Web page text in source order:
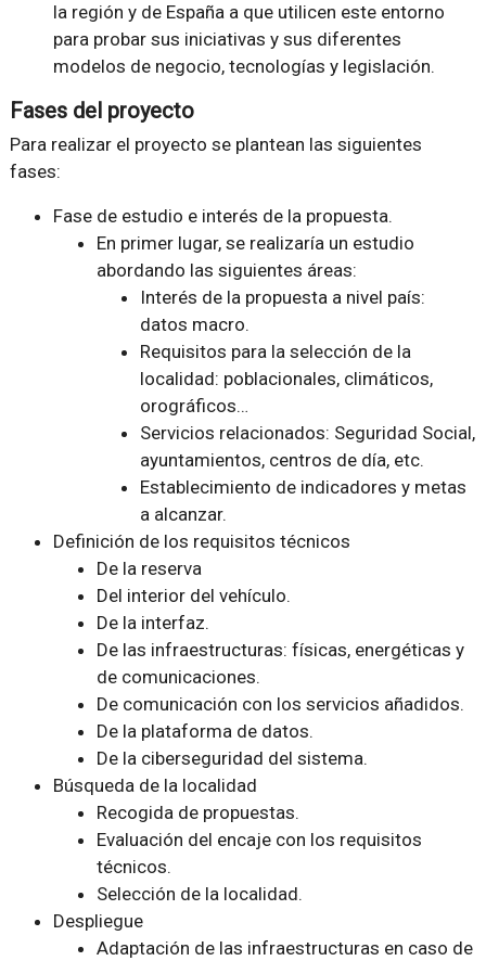
la región y de España a que utilicen este entorno
para probar sus iniciativas y sus diferentes
modelos de negocio, tecnologías y legislación.
Fases del proyecto
Para realizar el proyecto se plantean las siguientes
fases:
Fase de estudio e interés de la propuesta.
En primer lugar, se realizaría un estudio
abordando las siguientes áreas:
Interés de la propuesta a nivel país:
datos macro.
Requisitos para la selección de la
localidad: poblacionales, climáticos,
orográficos…
Servicios relacionados: Seguridad Social,
ayuntamientos, centros de día, etc.
Establecimiento de indicadores y metas
a alcanzar.
Definición de los requisitos técnicos
De la reserva
Del interior del vehículo.
De la interfaz.
De las infraestructuras: físicas, energéticas y
de comunicaciones.
De comunicación con los servicios añadidos.
De la plataforma de datos.
De la ciberseguridad del sistema.
Búsqueda de la localidad
Recogida de propuestas.
Evaluación del encaje con los requisitos
técnicos.
Selección de la localidad.
Despliegue
Adaptación de las infraestructuras en caso de